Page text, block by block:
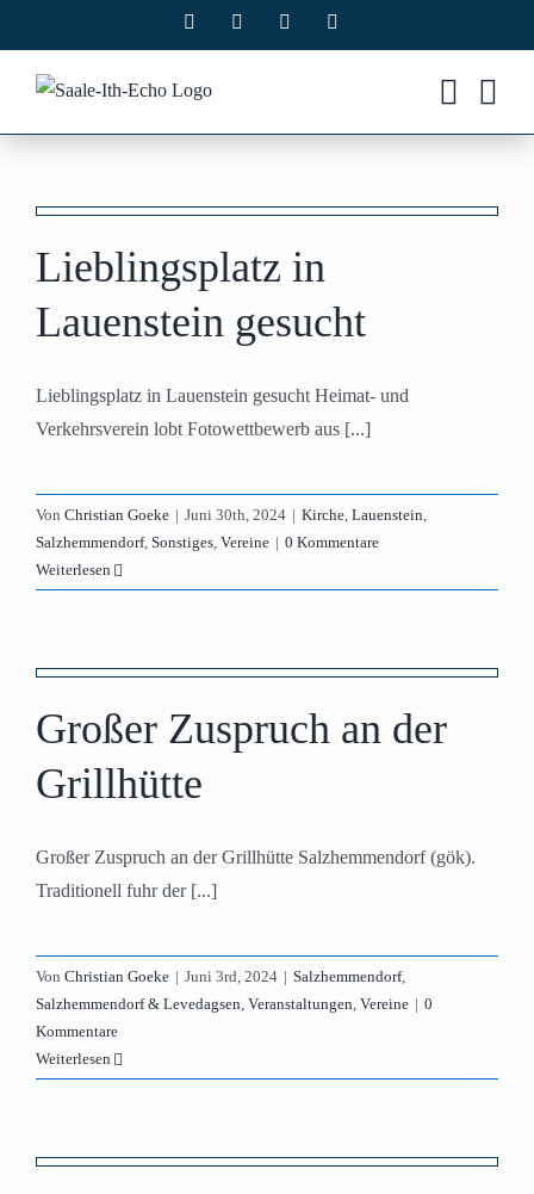
Inhalt
springen
Facebook Instagram
Lieblingsplatz in
Lauenstein gesucht
Lieblingsplatz in Lauenstein gesucht Heimat- und
Verkehrsverein lobt Fotowettbewerb aus [...]
Von Christian Goeke | Juni 30th, 2024 | Kirche, Lauenstein,
Salzhemmendorf, Sonstiges, Vereine | 0 Kommentare
Weiterlesen
Großer Zuspruch an der
Grillhütte
Großer Zuspruch an der Grillhütte Salzhemmendorf (gök).
Traditionell fuhr der [...]
Von Christian Goeke | Juni 3rd, 2024 | Salzhemmendorf,
Salzhemmendorf & Levedagsen, Veranstaltungen, Vereine | 0
Kommentare
Weiterlesen